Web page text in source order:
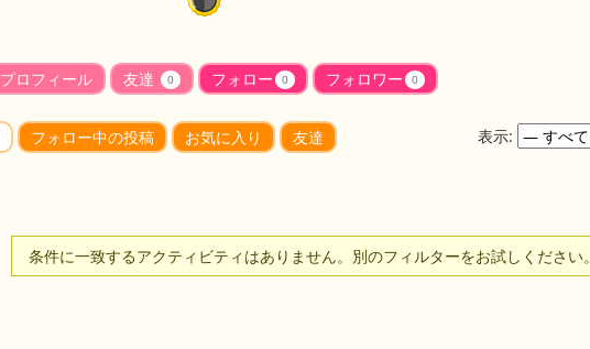
プロフィール 友達 0 フォロー 0 フォロワー 0
フォロー中の投稿 お気に入り 友達 表示:
条件に一致するアクティビティはありません。別のフィルターをお試しください。